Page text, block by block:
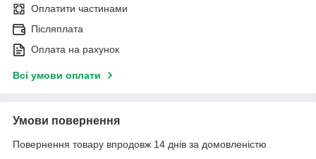
Оплатити частинами
Післяплата
Оплата на рахунок
Всі умови оплати
Умови повернення
Повернення товару впродовж 14 днів за домовленістю